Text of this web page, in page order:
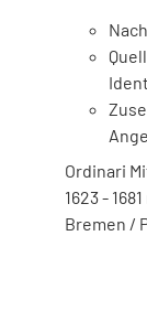
Ordinari
1623 -
Bremen /